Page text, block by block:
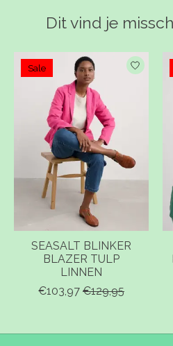
Dit vind je
Items van productcarrousel
Sale
SEASALT BLINKER
BLAZER TULP
LINNEN
€103,97 €129,95